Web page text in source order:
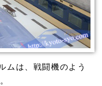
は、戦闘機のよう